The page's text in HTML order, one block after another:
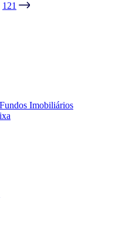
121
Imobiliários